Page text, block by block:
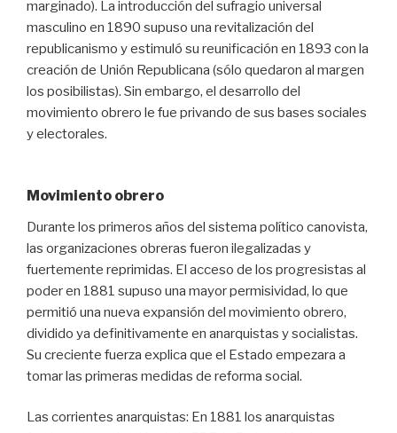
marginado). La introducción del sufragio universal
masculino en 1890 supuso una revitalización del
republicanismo y estimuló su reunificación en 1893 con la
creación de Unión Republicana (sólo quedaron al margen
los posibilistas). Sin embargo, el desarrollo del
movimiento obrero le fue privando de sus bases sociales
y electorales.
Movimiento obrero
Durante los primeros años del sistema político canovista,
las organizaciones obreras fueron ilegalizadas y
fuertemente reprimidas. El acceso de los progresistas al
poder en 1881 supuso una mayor permisividad, lo que
permitió una nueva expansión del movimiento obrero,
dividido ya definitivamente en anarquistas y socialistas.
Su creciente fuerza explica que el Estado empezara a
tomar las primeras medidas de reforma social.
Las corrientes anarquistas: En 1881 los anarquistas